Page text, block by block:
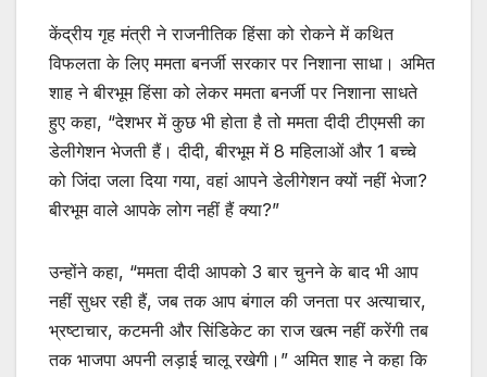
केंद्रीय गृह मंत्री ने राजनीतिक हिंसा को रोकने में कथित
विफलता के लिए ममता बनर्जी सरकार पर निशाना साधा। अमित
शाह ने बीरभूम हिंसा को लेकर ममता बनर्जी पर निशाना साधते
हुए कहा, “देशभर में कुछ भी होता है तो ममता दीदी टीएमसी का
डेलीगेशन भेजती हैं। दीदी, बीरभूम में 8 महिलाओं और 1 बच्चे
को जिंदा जला दिया गया, वहां आपने डेलीगेशन क्यों नहीं भेजा?
बीरभूम वाले आपके लोग नहीं हैं क्या?”
उन्होंने कहा, “ममता दीदी आपको 3 बार चुनने के बाद भी आप
नहीं सुधर रही हैं, जब तक आप बंगाल की जनता पर अत्याचार,
भ्रष्टाचार, कटमनी और सिंडिकेट का राज खत्म नहीं करेंगी तब
तक भाजपा अपनी लड़ाई चालू रखेगी।” अमित शाह ने कहा कि